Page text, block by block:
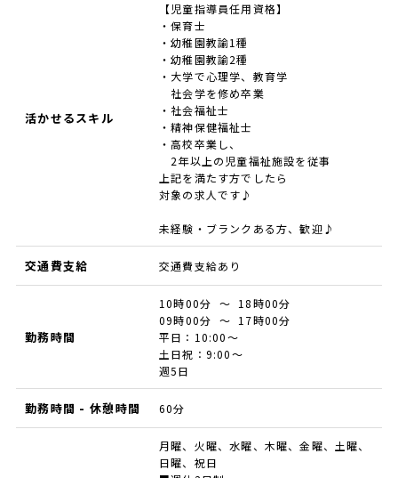
活かせるスキル
【児童指導員任用資格】
・保育士
・幼稚園教諭1種
・幼稚園教諭2種
・大学で心理学、教育学
社会学を修め卒業
・社会福祉士
・精神保健福祉士
・高校卒業し、
2年以上の児童福祉施設を従事
上記を満たす方でしたら
対象の求人です♪
未経験・ブランクある方、歓迎♪
交通費支給 交通費支給あり
勤務時間
10時00分 ～ 18時00分
09時00分 ～ 17時00分
平日：10:00～
土日祝：9:00～
週5日
勤務時間 - 休憩時間 60分
月曜、火曜、水曜、木曜、金曜、土曜、
日曜、祝日